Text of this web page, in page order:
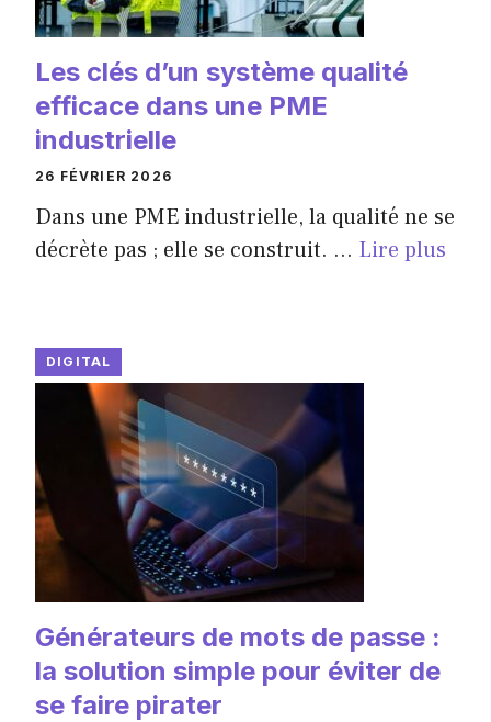
Les clés d’un système qualité
efficace dans une PME
industrielle
26 FÉVRIER 2026
Dans une PME industrielle, la qualité ne se
décrète pas ; elle se construit. ... Lire plus
DIGITAL
Générateurs de mots de passe :
la solution simple pour éviter de
se faire pirater